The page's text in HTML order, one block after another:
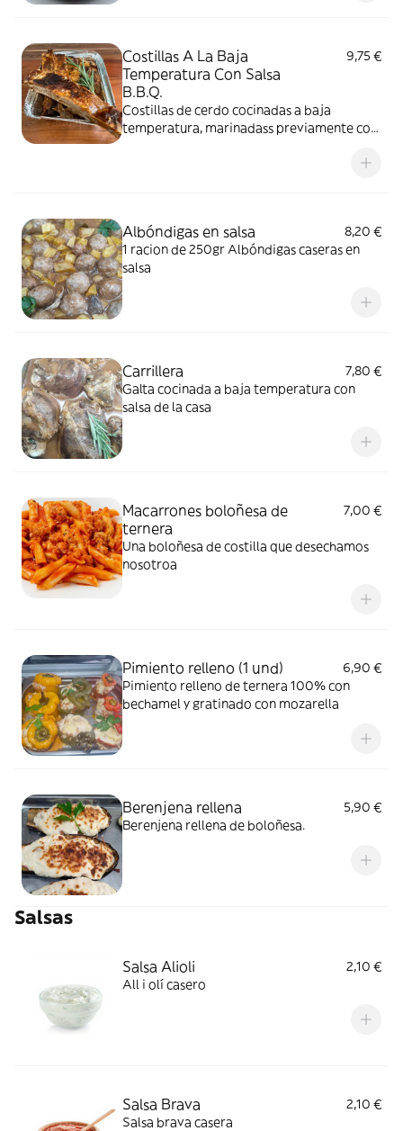
Costillas A La Baja
Temperatura Con Salsa
B.B.Q.
9,75 €
Costillas de cerdo cocinadas a baja
temperatura, marinadass previamente con
Albóndigas en salsa
8,20 €
1 racion de 250gr Albóndigas caseras en
salsa
Carrillera
7,80 €
Galta cocinada a baja temperatura con
salsa de la casa
Macarrones boloñesa de
ternera
7,00 €
Una boloñesa de costilla que desechamos
nosotroa
Pimiento relleno (1 und)
6,90 €
Pimiento relleno de ternera 100% con
bechamel y gratinado con mozarella
Berenjena rellena
5,90 €
Berenjena rellena de boloñesa.
Salsas
Salsa Alioli
2,10 €
All i olí casero
Salsa Brava
2,10 €
Salsa brava casera